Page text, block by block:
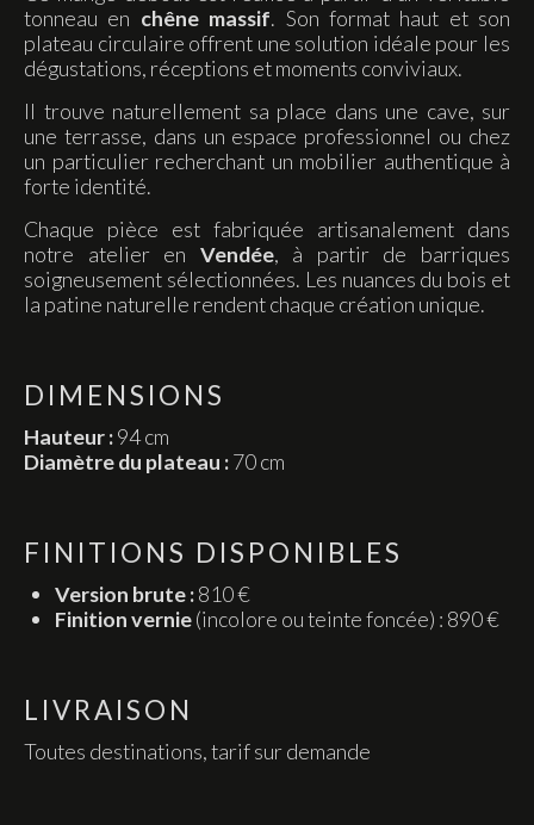
tonneau en chêne massif. Son format haut et son
plateau circulaire offrent une solution idéale pour les
dégustations, réceptions et moments conviviaux.
Il trouve naturellement sa place dans une cave, sur
une terrasse, dans un espace professionnel ou chez
un particulier recherchant un mobilier authentique à
forte identité.
Chaque pièce est fabriquée artisanalement dans
notre atelier en Vendée, à partir de barriques
soigneusement sélectionnées. Les nuances du bois et
la patine naturelle rendent chaque création unique.
DIMENSIONS
Hauteur :94 cm
Diamètre du plateau :70 cm
FINITIONS DISPONIBLES
Version brute :810 €
Finition vernie(incolore ou teinte foncée) : 890 €
LIVRAISON
Toutes destinations, tarif sur demande